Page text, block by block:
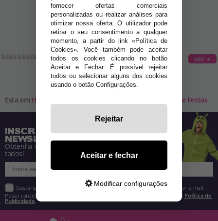
sssssssssssssssssssssssssssssssssssssssssssssssssver +
Esta em Home Decoração e Festas
INSCREVA-SE NA NOSSA
NEWSLETTER
Obtenha descontos e saiba de tudo antes de
todos!
Gostaria de receber descontos exclusivos, novidades e tendências por e-mail.
Posso cancelar a inscrição a qualquer momento, conforme estipulado na Política de
Publicidade .
fornecer ofertas comerciais
personalizadas ou realizar análises para
otimizar nossa oferta. O utilizador pode
retirar o seu consentimento a qualquer
momento, a partir do link «Política de
Cookies». Você também pode aceitar
todos os cookies clicando no botão
Aceitar e Fechar. É possível rejeitar
todos ou selecionar alguns dos cookies
usando o botão Configurações.
Rejeitar
Aceitar e fechar
Modificar configurações